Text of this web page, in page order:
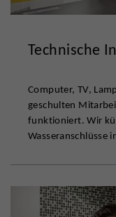
Technische
Computer, TV,
geschulten
funktioniert. Wir
Wasseranschlüsse